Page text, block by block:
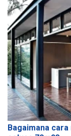
Bagaimana